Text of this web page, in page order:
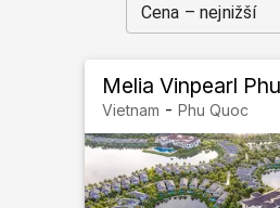
Cena – nejnižší
Melia Vinpearl
Vietnam - Phu Quoc